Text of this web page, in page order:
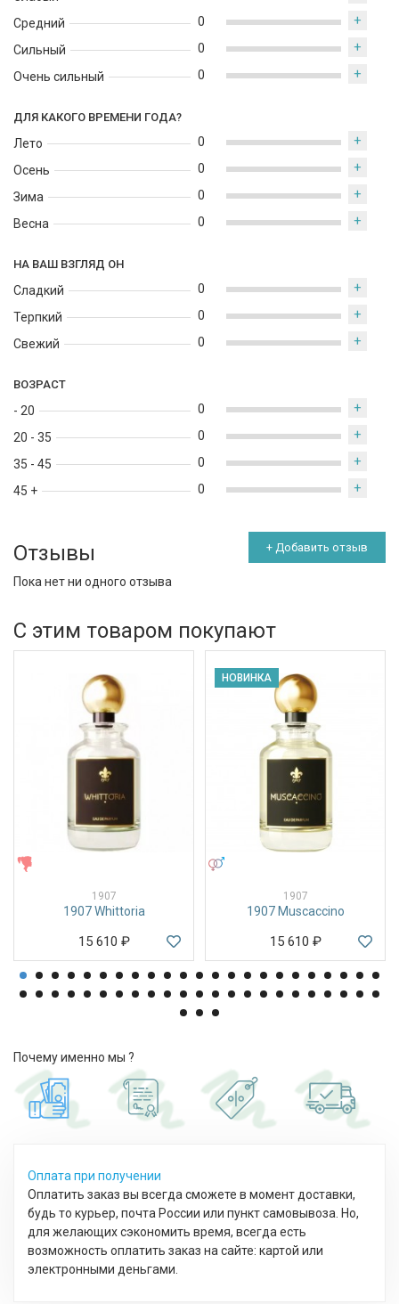
Средний
Сильный
Очень сильный
0 +
0 +
0 +
ДЛЯ КАКОГО ВРЕМЕНИ ГОДА?
Лето
Осень
Зима
Весна
0 +
0 +
0 +
0 +
НА ВАШ ВЗГЛЯД ОН
Сладкий
Терпкий
Свежий
0 +
0 +
0 +
ВОЗРАСТ
- 20
20 - 35
35 - 45
45 +
0 +
0 +
0 +
0 +
Отзывы + Добавить отзыв
Пока нет ни одного отзыва
С этим товаром покупают
1907
1907 Whittoria
15 610 ₽
НОВИНКА
1907
1907 Muscaccino
15 610 ₽
Почему именно мы ?
Оплата при получении
Оплатить заказ вы всегда сможете в момент доставки,
будь то курьер, почта России или пункт самовывоза. Но,
для желающих сэкономить время, всегда есть
возможность оплатить заказ на сайте: картой или
электронными деньгами.